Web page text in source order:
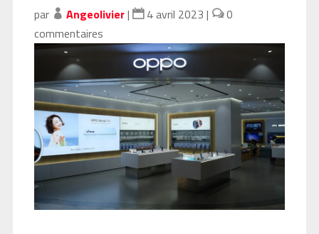
par Angeolivier| 4 avril 2023 |
0
commentaires